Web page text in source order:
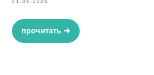
01.04.2026
прочитать ➜